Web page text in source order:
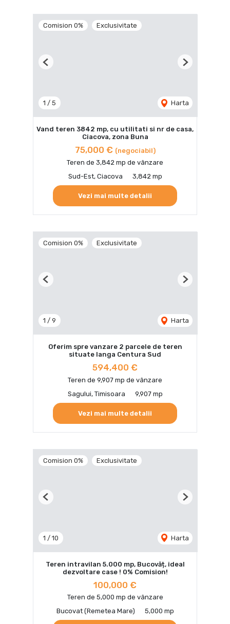
Comision 0% Exclusivitate
1 / 5 Harta
Previous Next
Vand teren 3842 mp, cu utilitati si nr de casa,
Ciacova, zona Buna
75,000 € (negociabil)
Teren de 3,842 mp de vânzare
Sud-Est, Ciacova
3,842 mp
Vezi mai multe detalii
Comision 0% Exclusivitate
1 / 9 Harta
Previous Next
Oferim spre vanzare 2 parcele de teren
situate langa Centura Sud
594,400 €
Teren de 9,907 mp de vânzare
Sagului, Timisoara
9,907 mp
Vezi mai multe detalii
Comision 0% Exclusivitate
1 / 10 Harta
Previous Next
Teren intravilan 5.000 mp, Bucovăț, ideal
dezvoltare case ! 0% Comision!
100,000 €
Teren de 5,000 mp de vânzare
Bucovat (Remetea Mare)
5,000 mp